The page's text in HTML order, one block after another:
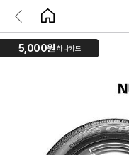
5,000원 하나카드